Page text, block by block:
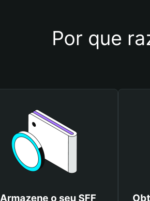
Por que
Armazene o seu SFF